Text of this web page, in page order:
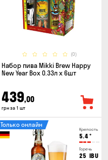
(0)
Набор пива Mikki Brew Happy
New Year Box 0.33л x 6шт
439,00
грн за 1 шт
Крепость
5.4°
Горечь
25 IBU
Только онлайн